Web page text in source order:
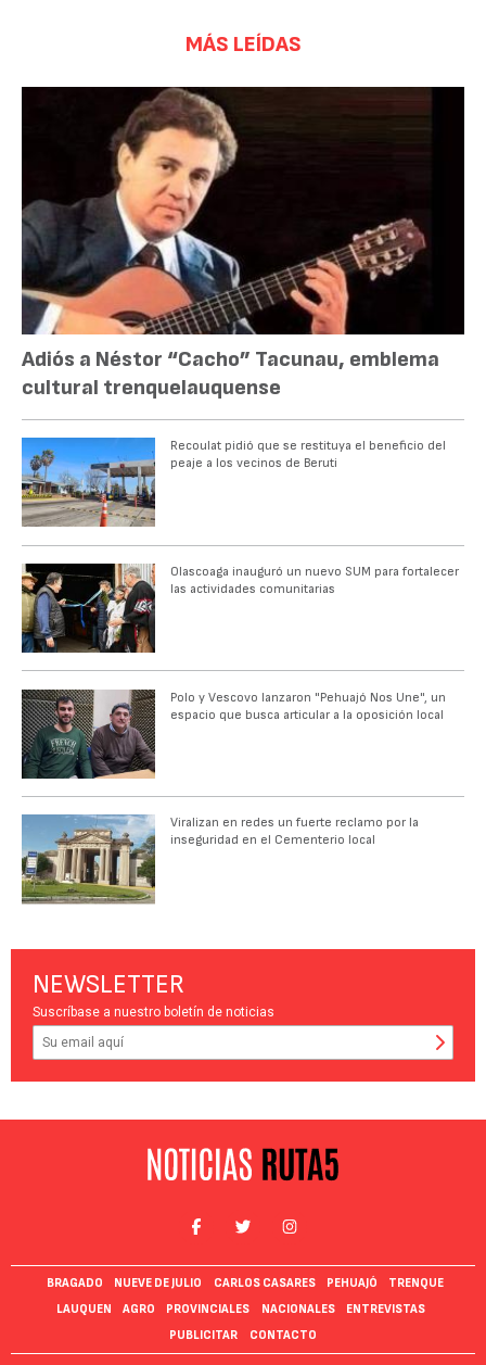
MÁS LEÍDAS
Adiós a Néstor “Cacho” Tacunau, emblema
cultural trenquelauquense
Recoulat pidió que se restituya el beneficio del
peaje a los vecinos de Beruti
Olascoaga inauguró un nuevo SUM para fortalecer
las actividades comunitarias
Polo y Vescovo lanzaron "Pehuajó Nos Une", un
espacio que busca articular a la oposición local
Viralizan en redes un fuerte reclamo por la
inseguridad en el Cementerio local
NEWSLETTER
Suscríbase a nuestro boletín de noticias
BRAGADO NUEVE DE JULIO CARLOS CASARES PEHUAJÓ
TRENQUE
LAUQUEN
AGRO PROVINCIALES NACIONALES
ENTREVISTAS
PUBLICITAR
CONTACTO